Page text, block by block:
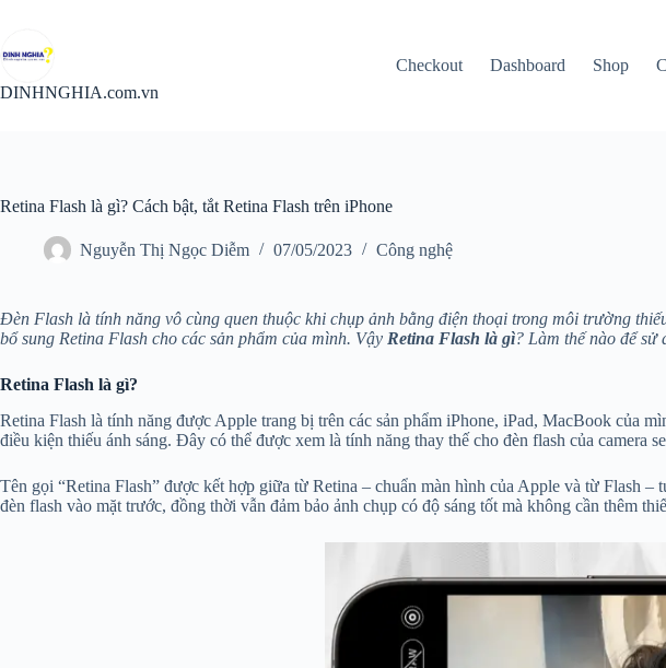
phần
nội
dung
DINHNGHIA.com.vn
Checkout Dashboard Shop
Retina Flash là gì? Cách bật, tắt Retina Flash trên iPhone
Nguyễn Thị Ngọc Diễm 07/05/2023 Công nghệ
Đèn Flash là tính năng vô cùng quen thuộc khi chụp ảnh bằng điện thoại trong môi trường
bổ sung Retina Flash cho các sản phẩm của mình. Vậy Retina Flash là gì? Làm thế nào để
Retina Flash là gì?
Retina Flash là tính năng được Apple trang bị trên các sản phẩm iPhone, iPad, MacBook của
điều kiện thiếu ánh sáng. Đây có thể được xem là tính năng thay thế cho đèn flash của camera
Tên gọi “Retina Flash” được kết hợp giữa từ Retina – chuẩn màn hình của Apple và từ Flash
đèn flash vào mặt trước, đồng thời vẫn đảm bảo ảnh chụp có độ sáng tốt mà không cần thêm